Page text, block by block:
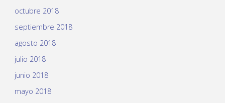
octubre 2018
septiembre 2018
agosto 2018
julio 2018
junio 2018
mayo 2018